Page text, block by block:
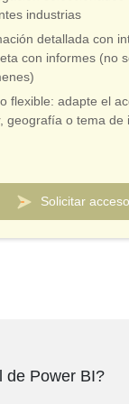
industrias
detallada con
con informes (no
flexible: adapte el
geografía o tema de
de analista
y aclaraciones
Solicitar acceso
de Power BI?